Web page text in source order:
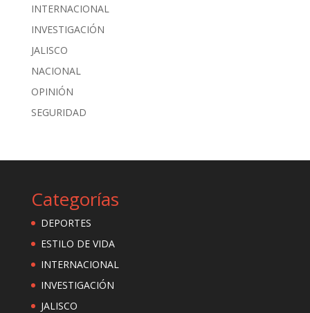
INTERNACIONAL
INVESTIGACIÓN
JALISCO
NACIONAL
OPINIÓN
SEGURIDAD
Categorías
DEPORTES
ESTILO DE VIDA
INTERNACIONAL
INVESTIGACIÓN
JALISCO